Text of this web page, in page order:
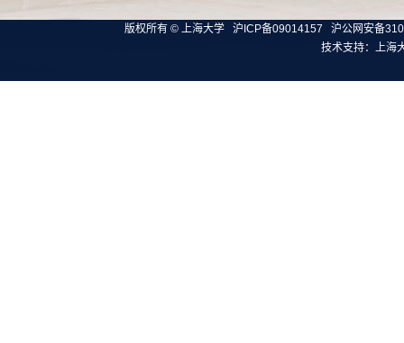
版权所有 © 上海大学 沪ICP备09014157
沪公网安备
技术支持：上海